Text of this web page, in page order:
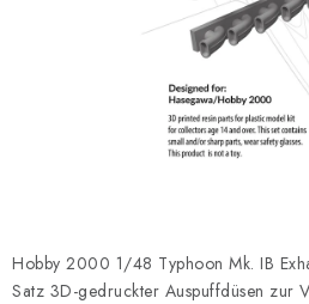
FARBEN & WERKZEUGE
SKY RIDERS COFFEE
VERKAUFTE MARKEN
Hobby 2000 1/48 Typhoon Mk. IB
Satz 3D-gedruckter Auspuffdüsen zur